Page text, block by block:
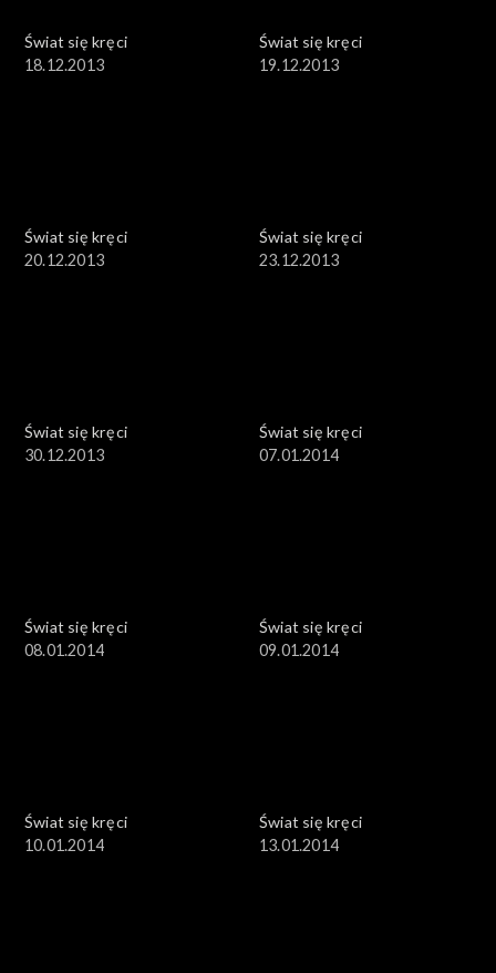
Świat się kręci
18.12.2013
Świat się kręci
19.12.2013
Świat się kręci
20.12.2013
Świat się kręci
23.12.2013
Świat się kręci
30.12.2013
Świat się kręci
07.01.2014
Świat się kręci
08.01.2014
Świat się kręci
09.01.2014
Świat się kręci
10.01.2014
Świat się kręci
13.01.2014